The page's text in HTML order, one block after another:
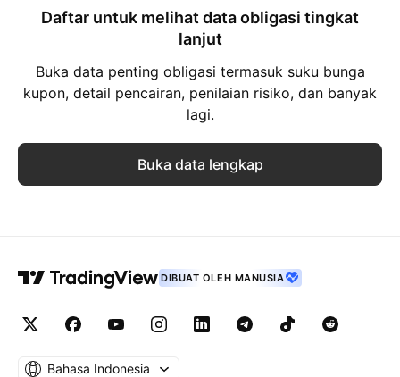
Daftar untuk melihat data obligasi tingkat
lanjut
Buka data penting obligasi termasuk suku bunga
kupon, detail pencairan, penilaian risiko, dan banyak
lagi.
Buka data lengkap
DIBUAT OLEH MANUSIA
Bahasa Indonesia